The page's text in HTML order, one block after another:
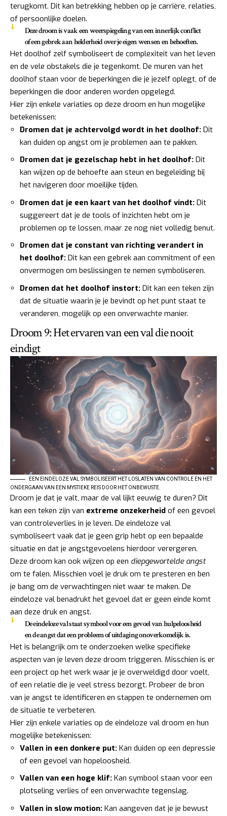
terugkomt. Dit kan betrekking hebben op je carrière, relaties,
of persoonlijke doelen.
Deze droom is vaak een weerspiegeling van een innerlijk conflict
of een gebrek aan helderheid over je eigen wensen en behoeften.
Het doolhof zelf symboliseert de complexiteit van het leven
en de vele obstakels die je tegenkomt. De muren van het
doolhof staan voor de beperkingen die je jezelf oplegt, of de
beperkingen die door anderen worden opgelegd.
Hier zijn enkele variaties op deze droom en hun mogelijke
betekenissen:
Dromen dat je achtervolgd wordt in het doolhof: Dit
kan duiden op angst om je problemen aan te pakken.
Dromen dat je gezelschap hebt in het doolhof: Dit
kan wijzen op de behoefte aan steun en begeleiding bij
het navigeren door moeilijke tijden.
Dromen dat je een kaart van het doolhof vindt: Dit
suggereert dat je de tools of inzichten hebt om je
problemen op te lossen, maar ze nog niet volledig benut.
Dromen dat je constant van richting verandert in
het doolhof: Dit kan een gebrek aan commitment of een
onvermogen om beslissingen te nemen symboliseren.
Dromen dat het doolhof instort: Dit kan een teken zijn
dat de situatie waarin je je bevindt op het punt staat te
veranderen, mogelijk op een onverwachte manier.
Droom 9: Het ervaren van een val die nooit
eindigt
EEN EINDELOZE VAL SYMBOLISEERT HET LOSLATEN VAN CONTROLE EN HET
ONDERGAAN VAN EEN MYSTIEKE REIS DOOR HET ONBEWUSTE.
Droom je dat je valt, maar de val lijkt eeuwig te duren? Dit
kan een teken zijn van extreme onzekerheid of een gevoel
van controleverlies in je leven. De eindeloze val
symboliseert vaak dat je geen grip hebt op een bepaalde
situatie en dat je angstgevoelens hierdoor verergeren.
Deze droom kan ook wijzen op een diepgewortelde angst
om te falen. Misschien voel je druk om te presteren en ben
je bang om de verwachtingen niet waar te maken. De
eindeloze val benadrukt het gevoel dat er geen einde komt
aan deze druk en angst.
De eindeloze val staat symbool voor een gevoel van hulpeloosheid
en de angst dat een probleem of uitdaging onoverkomelijk is.
Het is belangrijk om te onderzoeken welke specifieke
aspecten van je leven deze droom triggeren. Misschien is er
een project op het werk waar je je overweldigd door voelt,
of een relatie die je veel stress bezorgt. Probeer de bron
van je angst te identificeren en stappen te ondernemen om
de situatie te verbeteren.
Hier zijn enkele variaties op de eindeloze val droom en hun
mogelijke betekenissen:
Vallen in een donkere put: Kan duiden op een depressie
of een gevoel van hopeloosheid.
Vallen van een hoge klif: Kan symbool staan voor een
plotseling verlies of een onverwachte tegenslag.
Vallen in slow motion: Kan aangeven dat je je bewust